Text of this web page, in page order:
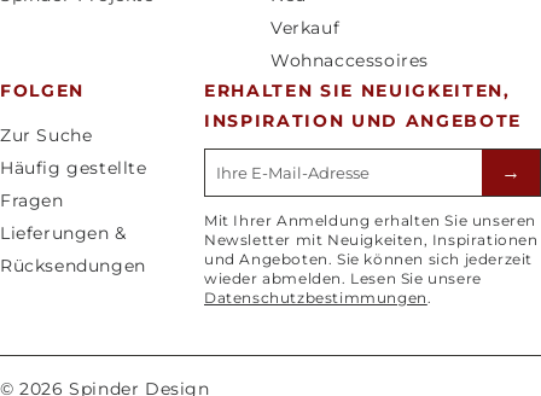
i
Verkauf
Wohnaccessoires
FOLGEN
Zur Suche
Häufig gestellte
Fragen
Lieferungen &
Rücksendungen
ERHALTEN SIE NEUIGKEITEN,
INSPIRATION UND ANGEBOTE
E-mailadres →
Mit Ihrer Anmeldung erhalten Sie unseren
Newsletter mit Neuigkeiten, Inspirationen
und Angeboten. Sie können sich jederzeit
wieder abmelden. Lesen Sie unsere
Datenschutzbestimmungen.
© 2026 Spinder Design